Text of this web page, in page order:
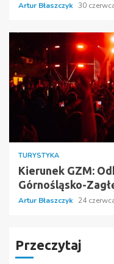
Artur Błaszczyk 30
TURYSTYKA
Kierunek GZM:
Górnośląsko-
Artur Błaszczyk 24
Przeczytaj